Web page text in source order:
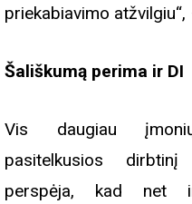
priekabiavimo
Šališkumą perima ir DI
Vis daugiau
pasitelkusios dirbtinį
perspėja, kad net